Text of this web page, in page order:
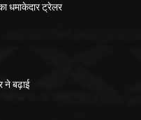
धमाकेदार ट्रेलर
बढ़ाई